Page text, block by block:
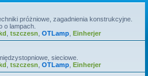
próżniowe, zagadnienia konstrukcyjne.
o lampach.
tszczesn OTLamp Einherjer
sieciowe.
tszczesn OTLamp Einherjer